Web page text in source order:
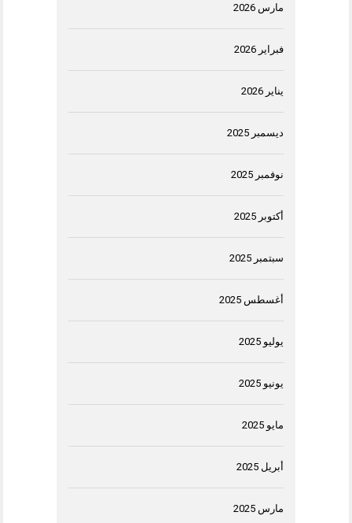
مارس 2026
فبراير 2026
يناير 2026
ديسمبر 2025
نوفمبر 2025
أكتوبر 2025
سبتمبر 2025
أغسطس 2025
يوليو 2025
يونيو 2025
مايو 2025
أبريل 2025
مارس 2025